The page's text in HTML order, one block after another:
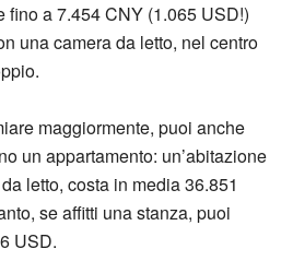
fino a 7.454 CNY (1.065 USD!)
una camera da letto, nel centro
maggiormente, puoi anche
un appartamento: un’abitazione
letto, costa in media 36.851
se affitti una stanza, puoi
USD.